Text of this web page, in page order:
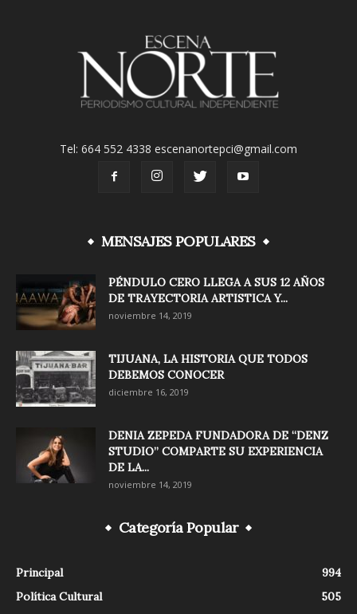
Tel: 664 552 4338 escenanortepci@gmail.com
MENSAJES POPULARES
PÉNDULO CERO LLEGA A SUS 12 AÑOS
DE TRAYECTORIA ARTISTICA Y...
noviembre 14, 2019
TIJUANA, LA HISTORIA QUE TODOS
DEBEMOS CONOCER
diciembre 16, 2019
DENIA ZEPEDA FUNDADORA DE “DENZ
STUDIO” COMPARTE SU EXPERIENCIA
DE LA...
noviembre 14, 2019
Categoría Popular
Principal
994
Política Cultural
505